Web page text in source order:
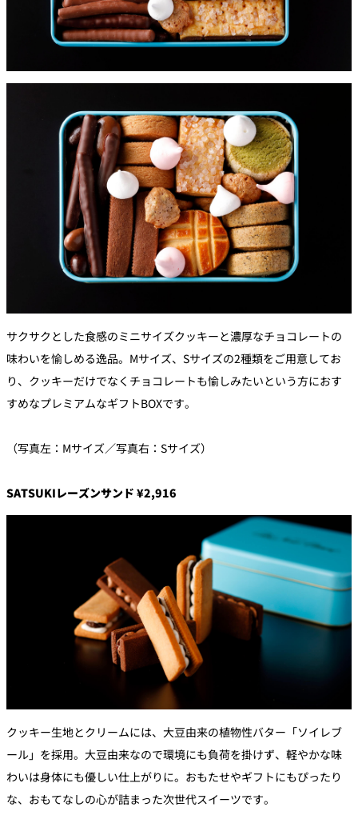
サクサクとした食感のミニサイズクッキーと濃厚なチョコレートの
味わいを愉しめる逸品。Mサイズ、Sサイズの2種類をご用意してお
り、クッキーだけでなくチョコレートも愉しみたいという方におす
すめなプレミアムなギフトBOXです。
（写真左：Mサイズ／写真右：Sサイズ）
SATSUKIレーズンサンド ¥2,916
クッキー生地とクリームには、大豆由来の植物性バター「ソイレブ
ール」を採用。大豆由来なので環境にも負荷を掛けず、軽やかな味
わいは身体にも優しい仕上がりに。おもたせやギフトにもぴったり
な、おもてなしの心が詰まった次世代スイーツです。